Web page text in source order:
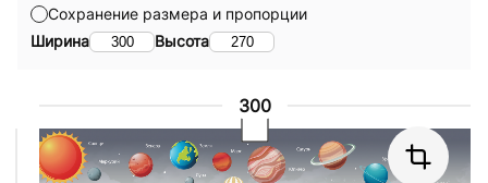
Ширина Высота
Сохранение размера и пропорции